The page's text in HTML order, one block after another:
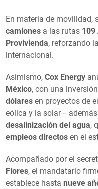
En materia de movilidad,
camiones a las rutas 109
Provivienda, reforzando
internacional.
Asimismo, Cox Energy
México, con una
dólares en proyectos de
eólica y la solar—
desalinización del agua,
empleos directos en el
Acompañado por el
Flores, el mandatario
establece hasta nueve